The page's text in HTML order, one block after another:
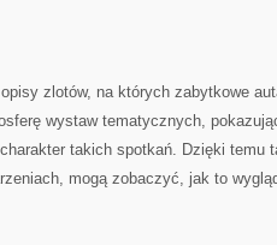
zlotów, na których zabytkowe
wystaw tematycznych,
takich spotkań. Dzięki temu
mogą zobaczyć, jak to